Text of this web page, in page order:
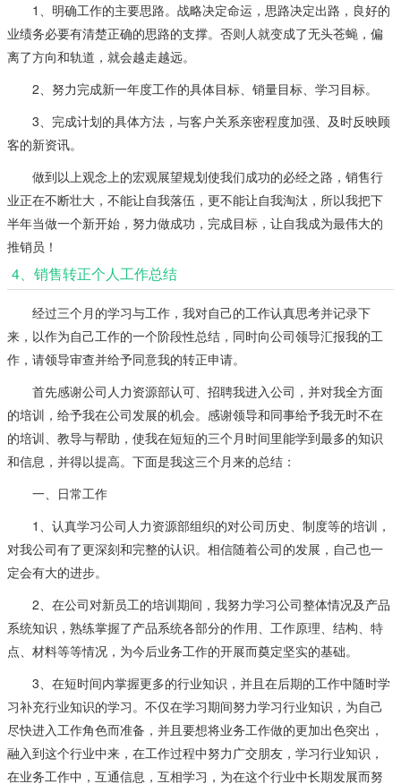
1、明确工作的主要思路。战略决定命运，思路决定出路，良好的
业绩务必要有清楚正确的思路的支撑。否则人就变成了无头苍蝇，偏
离了方向和轨道，就会越走越远。
2、努力完成新一年度工作的具体目标、销量目标、学习目标。
3、完成计划的具体方法，与客户关系亲密程度加强、及时反映顾
客的新资讯。
做到以上观念上的宏观展望规划使我们成功的必经之路，销售行
业正在不断壮大，不能让自我落伍，更不能让自我淘汰，所以我把下
半年当做一个新开始，努力做成功，完成目标，让自我成为最伟大的
推销员！
4、销售转正个人工作总结
经过三个月的学习与工作，我对自己的工作认真思考并记录下
来，以作为自己工作的一个阶段性总结，同时向公司领导汇报我的工
作，请领导审查并给予同意我的转正申请。
首先感谢公司人力资源部认可、招聘我进入公司，并对我全方面
的培训，给予我在公司发展的机会。感谢领导和同事给予我无时不在
的培训、教导与帮助，使我在短短的三个月时间里能学到最多的知识
和信息，并得以提高。下面是我这三个月来的总结：
一、日常工作
1、认真学习公司人力资源部组织的对公司历史、制度等的培训，
对我公司有了更深刻和完整的认识。相信随着公司的发展，自己也一
定会有大的进步。
2、在公司对新员工的培训期间，我努力学习公司整体情况及产品
系统知识，熟练掌握了产品系统各部分的作用、工作原理、结构、特
点、材料等等情况，为今后业务工作的开展而奠定坚实的基础。
3、在短时间内掌握更多的行业知识，并且在后期的工作中随时学
习补充行业知识的学习。不仅在学习期间努力学习行业知识，为自己
尽快进入工作角色而准备，并且要想将业务工作做的更加出色突出，
融入到这个行业中来，在工作过程中努力广交朋友，学习行业知识，
在业务工作中，互通信息，互相学习，为在这个行业中长期发展而努